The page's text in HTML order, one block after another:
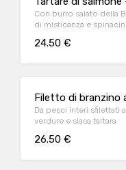
Con burro salato della
di misticanza e
24.50 €
Filetto di branzino
Da pesci interi sfilettati
verdure e slasa tartara
26.50 €